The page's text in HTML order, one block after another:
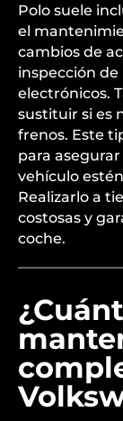
Polo suele
el
cambios de
inspección
electrónicos.
sustituir si es
frenos. Este
para
vehículo
Realizarlo a
costosas y
coche.